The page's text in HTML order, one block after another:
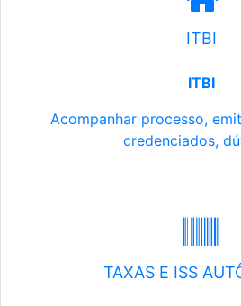
ITBI
ITBI
Acompanhar processo,
credenciados,
TAXAS E ISS